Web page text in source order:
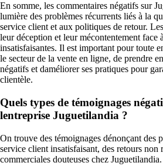
En somme, les commentaires négatifs sur
lumière des problèmes récurrents liés à la
service client et aux politiques de retour.
leur déception et leur mécontentement face
insatisfaisantes. Il est important pour toute
le secteur de la vente en ligne, de prendre
négatifs et daméliorer ses pratiques pour
clientèle.
Quels types de témoignages
lentreprise Juguetilandia ?
On trouve des témoignages dénonçant des
service client insatisfaisant, des retours non
commerciales douteuses chez Juguetilandia.